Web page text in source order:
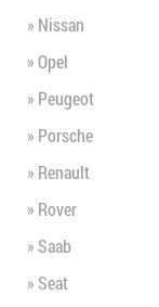
» Nissan
» Opel
» Peugeot
» Porsche
» Renault
» Rover
» Saab
» Seat